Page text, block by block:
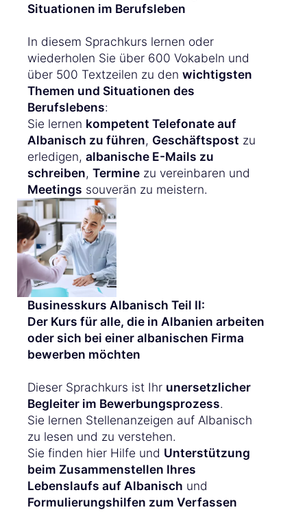
Situationen im Berufsleben
In diesem Sprachkurs lernen oder
wiederholen Sie über 600 Vokabeln und
über 500 Textzeilen zu den wichtigsten
Themen und Situationen des
Berufslebens:
Sie lernen kompetent Telefonate auf
Albanisch zu führen, Geschäftspost zu
erledigen, albanische E-Mails zu
schreiben, Termine zu vereinbaren und
Meetings souverän zu meistern.
Businesskurs Albanisch Teil II:
Der Kurs für alle, die in Albanien arbeiten
oder sich bei einer albanischen Firma
bewerben möchten
Dieser Sprachkurs ist Ihr unersetzlicher
Begleiter im Bewerbungsprozess.
Sie lernen Stellenanzeigen auf Albanisch
zu lesen und zu verstehen.
Sie finden hier Hilfe und Unterstützung
beim Zusammenstellen Ihres
Lebenslaufs auf Albanisch und
Formulierungshilfen zum Verfassen